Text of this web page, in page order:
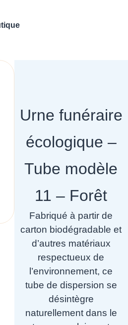
Urne funéraire
écologique –
Tube modèle
11 – Forêt
Fabriqué à partir de
carton biodégradable et
d’autres matériaux
respectueux de
l’environnement, ce
tube de dispersion se
désintègre
naturellement dans le